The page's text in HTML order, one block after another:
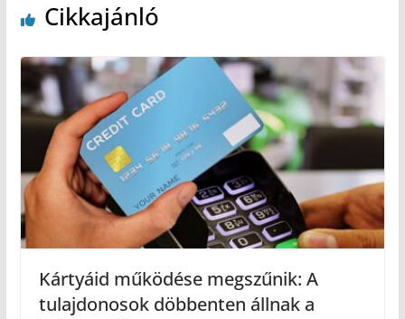
Cikkajánló
Kártyáid működése megszűnik: A
tulajdonosok döbbenten állnak a